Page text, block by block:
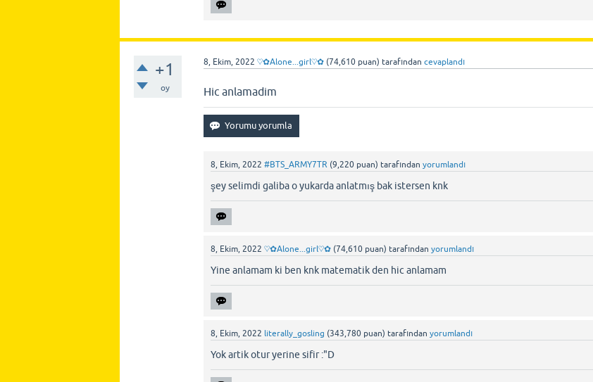
+1
oy
8, Ekim, 2022 ♡✿Alone...girl♡✿ (74,610 puan) tarafından cevaplandı
Hic anlamadim
8, Ekim, 2022 #BTS_ARMY7TR (9,220 puan) tarafından yorumlandı
şey selimdi galiba o yukarda anlatmış bak istersen knk
8, Ekim, 2022 ♡✿Alone...girl♡✿ (74,610 puan) tarafından yorumlandı
Yine anlamam ki ben knk matematik den hic anlamam
8, Ekim, 2022 literally_gosling (343,780 puan) tarafından yorumlandı
Yok artik otur yerine sifir :"D